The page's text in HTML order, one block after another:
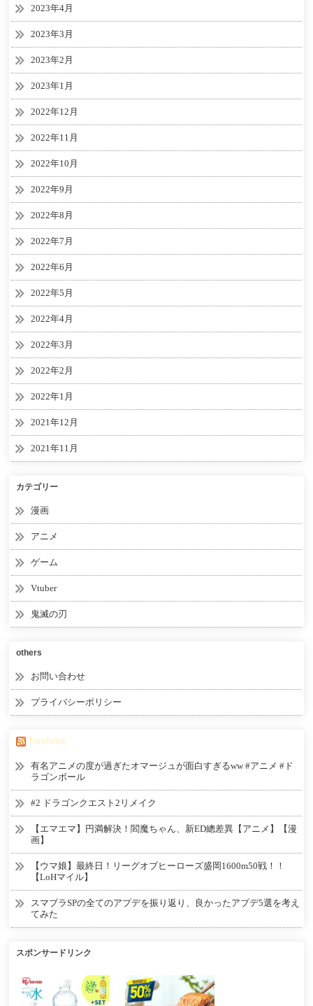
2023年4月
2023年3月
2023年2月
2023年1月
2022年12月
2022年11月
2022年10月
2022年9月
2022年8月
2022年7月
2022年6月
2022年5月
2022年4月
2022年3月
2022年2月
2022年1月
2021年12月
2021年11月
カテゴリー
漫画
アニメ
ゲーム
Vtuber
鬼滅の刃
others
お問い合わせ
プライバシーポリシー
Tmatome
有名アニメの度が過ぎたオマージュが面白すぎるww #アニメ #ド
ラゴンボール
#2 ドラゴンクエスト2リメイク
【エマエマ】円満解決！閻魔ちゃん、新ED總差異【アニメ】【漫
画】
【ウマ娘】最終日！リーグオブヒーローズ盛岡1600m50戦！！
【LoHマイル】
スマブラSPの全てのアプデを振り返り、良かったアプデ5選を考え
てみた
スポンサードリンク